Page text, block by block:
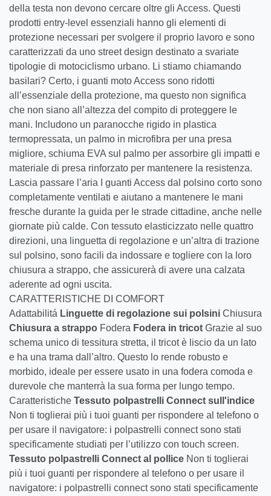
della testa non devono cercare oltre gli Access. Questi
prodotti entry-level essenziali hanno gli elementi di
protezione necessari per svolgere il proprio lavoro e sono
caratterizzati da uno street design destinato a svariate
tipologie di motociclismo urbano. Li stiamo chiamando
basilari? Certo, i guanti moto Access sono ridotti
all’essenziale della protezione, ma questo non significa
che non siano all’altezza del compito di proteggere le
mani. Includono un paranocche rigido in plastica
termopressata, un palmo in microfibra per una presa
migliore, schiuma EVA sul palmo per assorbire gli impatti e
materiale di presa rinforzato per mantenere la resistenza.
Lascia passare l’aria I guanti Access dal polsino corto sono
completamente ventilati e aiutano a mantenere le mani
fresche durante la guida per le strade cittadine, anche nelle
giornate più calde. Con tessuto elasticizzato nelle quattro
direzioni, una linguetta di regolazione e un’altra di trazione
sul polsino, sono facili da indossare e togliere con la loro
chiusura a strappo, che assicurerà di avere una calzata
aderente ad ogni uscita.
CARATTERISTICHE DI COMFORT
Adattabilitá Linguette di regolazione sui polsini Chiusura
Chiusura a strappo Fodera Fodera in tricot Grazie al suo
schema unico di tessitura stretta, il tricot è liscio da un lato
e ha una trama dall’altro. Questo lo rende robusto e
morbido, ideale per essere usato in una fodera comoda e
durevole che manterrà la sua forma per lungo tempo.
Caratteristiche Tessuto polpastrelli Connect sull'indice
Non ti toglierai più i tuoi guanti per rispondere al telefono o
per usare il navigatore: i polpastrelli connect sono stati
specificamente studiati per l’utilizzo con touch screen.
Tessuto polpastrelli Connect al pollice Non ti toglierai
più i tuoi guanti per rispondere al telefono o per usare il
navigatore: i polpastrelli connect sono stati specificamente